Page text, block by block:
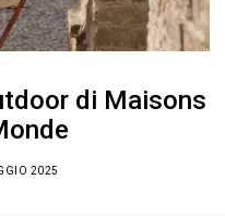
di Maisons
2025